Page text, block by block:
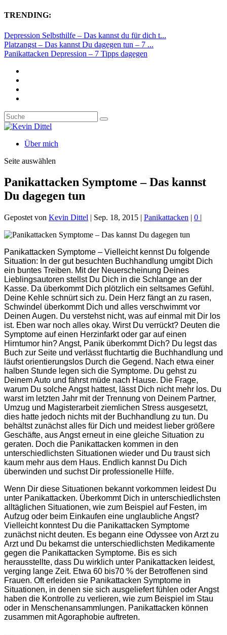
TRENDING:
Depression Selbsthilfe – Das kannst du für dich t...
Platzangst – Das kannst Du dagegen tun – 7 ...
Panikattacken Depression – 7 Tipps dagegen
Über mich
Seite auswählen
Panikattacken Symptome – Das kannst
Du dagegen tun
Gepostet von Kevin Dittel | Sep. 18, 2015 | Panikattacken | 0 |
Panikattacken Symptome – Vielleicht kennst Du folgende
Situation: In der gut besuchten Buchhandlung umgibt Dich
ein buntes Treiben. Mit der Neuerscheinung Deines
Lieblingsautoren stellst Du Dich in die Schlange an der
Kasse. Da überkommt Dich plötzlich ein seltsames Gefühl.
Deine Kehle schnürt sich zu. Dein Herz fängt an zu rasen,
Schwindel überkommt Dich und alles verschwimmt vor
Deinen Augen. Du verstehst nicht, was auf einmal mit Dir los
ist. Eben war noch alles okay. Wirst Du verrückt? Deuten die
Symptome auf einen Herzinfarkt oder gar auf einen
Hirntumor hin? Angst, Panik überkommt Dich? Du legst das
Buch zur Seite und verlässt fluchtartig die Buchhandlung und
läufst orientierungslos Durch die Gegend. Nach etwa einer
halben Stunde legen sich die Symptome. Du gehst zu
Deinem Auto und fährst müde nach Hause. Die Frage,
warum Du solche Angst hattest, lässt Dich nicht mehr los. Du
warst im letzten Jahr mit der Trennung von Deinem Partner,
Umzug und Magisterarbeit ziemlichen Stress ausgesetzt,
dies hatte jedoch nichts mit der Buchhandlung zu tun. Du
behältst zunächst alles für Dich und meidest lieber größere
Geschäfte, aus Angst erneut in eine gleiche Situation zu
geraten. Doch die Panikattacken kommen in den
unterschiedlichsten Situationen wieder und Du traust sich
kaum mehr aus dem Haus. Endlich kannst Du Dich
überwinden und suchst Dir professionelle Hilfe.
Wenn Dir diese Situationen bekannt vorkommen leidest Du
unter Panikattacken. Überkommt Dich in unterschiedlichsten
alltäglichen Situationen, wie zum Beispiel auf Festen, im
Aufzug oder beim Einkaufen eine unglaubliche Angst?
Vielleicht konntest Du die Panikattacken Symptome
zunächst nicht deuten. Es begann eine Odyssee von Arzt zu
Arzt und Du bekamst die unterschiedlichsten Medikamente
gegen die Panikattacken Symptome. Bis es sich
herausstellte, dass Du wirklich unter Panikattacken leidest,
verging lange Zeit. Etwa 60 bis70 % der Betroffenen sind
Frauen. Oft erleiden sie Panikattacken Symptome in
Situationen, in denen sie sich ausgeliefert fühlen oder Angst
haben die Kontrolle zu verlieren, wie zum Beispiel im Stau
oder in Menschenansammlungen. Panikattacken können
zusammen mit Agoraphobie auftreten.